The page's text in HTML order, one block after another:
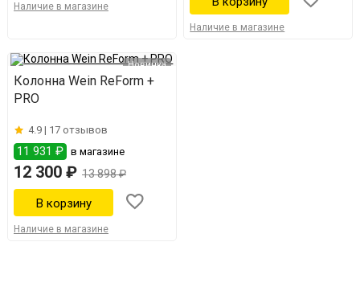
Наличие в магазине
Наличие в магазине
Новинка
Колонна Wein ReForm +
PRO
4.9 | 17 отзывов
11 931 ₽ в магазине
12 300 ₽ 13 898 ₽
Наличие в магазине